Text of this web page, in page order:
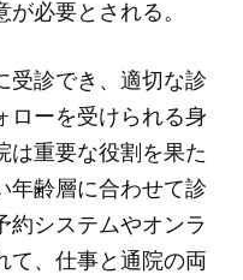
必要とされる。
受診でき、適切な診
ローを受けられる身
は重要な役割を果た
年齢層に合わせて診
約システムやオンラ
て、仕事と通院の両